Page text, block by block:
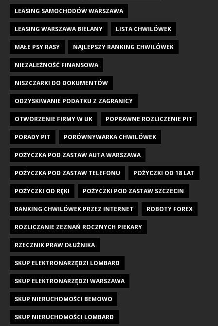
LEASING SAMOCHODÓW WARSZAWA
LEASING WARSZAWA BIELANY LISTA CHWILÓWEK
MAŁE PSY RASY NAJLEPSZY RANKING CHWILÓWEK
NIEZALEŻNOŚĆ FINANSOWA
NISZCZARKI DO DOKUMENTÓW
ODZYSKIWANIE PODATKU Z ZAGRANICY
OTWORZENIE FIRMY W UK POPRAWNE ROZLICZENIE PIT
PORADY PIT PORÓWNYWARKA CHWILÓWEK
POŻYCZKA POD ZASTAW AUTA WARSZAWA
POŻYCZKA POD ZASTAW TELEFONU POŻYCZKI OD 18 LAT
POŻYCZKI OD RĘKI POŻYCZKI POD ZASTAW SZCZECIN
RANKING CHWILÓWEK PRZEZ INTERNET ROBOTY FOREX
ROZLICZANIE ZEZNAŃ ROCZNYCH PIEKARY
RZECZNIK PRAW DŁUŻNIKA
SKUP ELEKTRONARZĘDZI LOMBARD
SKUP ELEKTRONARZĘDZI WARSZAWA
SKUP NIERUCHOMOŚCI BEMOWO
SKUP NIERUCHOMOŚCI LOMBARD